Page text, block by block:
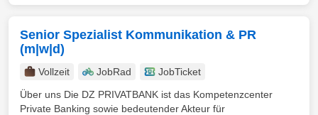
Senior Spezialist Kommunikation & PR
(m|w|d)
Vollzeit JobRad
JobTicket
Über uns Die DZ PRIVATBANK ist das Kompetenzcenter
Private Banking sowie bedeutender Akteur für